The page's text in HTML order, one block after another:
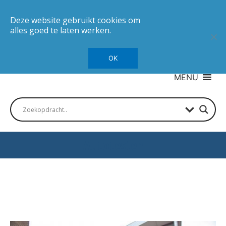
MENU
Deze website gebruikt cookies om
alles goed te laten werken.
OK